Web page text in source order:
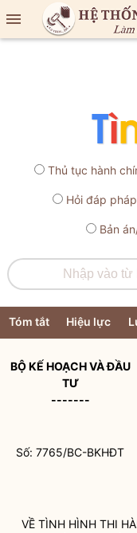

Thủ tục hành
Hỏi đáp
Bản
Tóm tắt Hiệu lực
BỘ KẾ HOẠCH VÀ ĐẦU
TƯ
-------
Số: 7765/BC-BKHĐT
VỀ TÌNH HÌNH THI